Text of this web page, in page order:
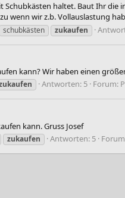
Schubkästen haltet. Baut Ihr
wenn wir z.b. Vollauslastung
schubkästen zukaufen
kann? Wir haben einen
Antworten: 5 Forum:
kann. Gruss Josef
zukaufen Antworten: 5